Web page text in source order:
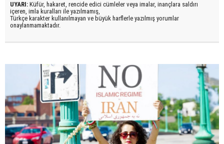
UYARI: Küfür, hakaret, rencide edici cümleler veya imalar, inançlara saldırı
içeren, imla kuralları ile yazılmamış,
Türkçe karakter kullanılmayan ve büyük harflerle yazılmış yorumlar
onaylanmamaktadır.